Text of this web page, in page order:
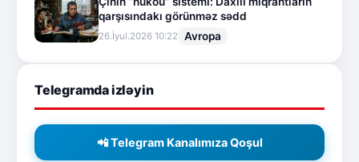
qarşısındakı görünməz sədd
26.İyul.2026 10:22 Avropa
Telegramda izləyin
📲 Telegram Kanalımıza Qoşul